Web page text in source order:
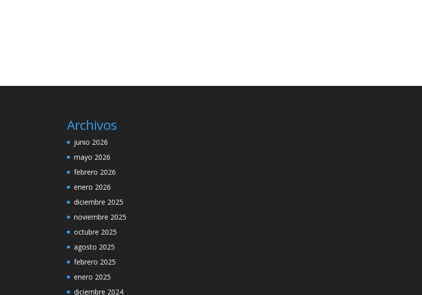
Archivos
junio 2026
mayo 2026
febrero 2026
enero 2026
diciembre 2025
noviembre 2025
octubre 2025
agosto 2025
febrero 2025
enero 2025
diciembre 2024